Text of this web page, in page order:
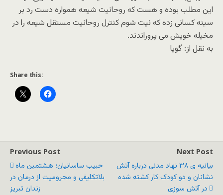
این مطلب بوده و هست که روحانیت شیعه همواره دست رد بر
سینه کسانی زده که نیت شوم کنترل روحانیت مستقل شیعه را در
مخیله خویش می پروراندند.
به نقل از: گویا
Share this:
Previous Post
حبیب ساسانیان؛ هشتمین ماه
بلاتکلیفی و محرومیت از درمان در
زندان تبریز
Next Post
بیانیه ی ۳۸ نهاد مدنی درباره آتش
نشانان و دو کودک کار کشته شده
در آتش سوزی